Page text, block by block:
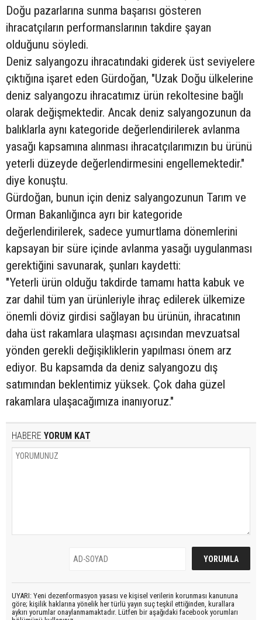
Doğu pazarlarına sunma başarısı gösteren
ihracatçıların performanslarının takdire şayan
olduğunu söyledi.
Deniz salyangozu ihracatındaki giderek üst seviyelere
çıktığına işaret eden Gürdoğan, "Uzak Doğu ülkelerine
deniz salyangozu ihracatımız ürün rekoltesine bağlı
olarak değişmektedir. Ancak deniz salyangozunun da
balıklarla aynı kategoride değerlendirilerek avlanma
yasağı kapsamına alınması ihracatçılarımızın bu ürünü
yeterli düzeyde değerlendirmesini engellemektedir."
diye konuştu.
Gürdoğan, bunun için deniz salyangozunun Tarım ve
Orman Bakanlığınca ayrı bir kategoride
değerlendirilerek, sadece yumurtlama dönemlerini
kapsayan bir süre içinde avlanma yasağı uygulanması
gerektiğini savunarak, şunları kaydetti:
"Yeterli ürün olduğu takdirde tamamı hatta kabuk ve
zar dahil tüm yan ürünleriyle ihraç edilerek ülkemize
önemli döviz girdisi sağlayan bu ürünün, ihracatının
daha üst rakamlara ulaşması açısından mevzuatsal
yönden gerekli değişikliklerin yapılması önem arz
ediyor. Bu kapsamda da deniz salyangozu dış
satımından beklentimiz yüksek. Çok daha güzel
rakamlara ulaşacağımıza inanıyoruz."
HABERE YORUM KAT
UYARI: Yeni dezenformasyon yasası ve kişisel verilerin korunması kanununa
göre; kişilik haklarına yönelik her türlü yayın suç teşkil ettiğinden, kurallara
aykırı yorumlar onaylanmamaktadır. Lütfen bir aşağıdaki facebook yorumları